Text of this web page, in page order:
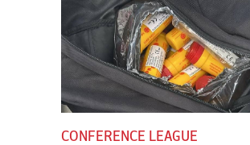
CONFERENCE LEAGUE